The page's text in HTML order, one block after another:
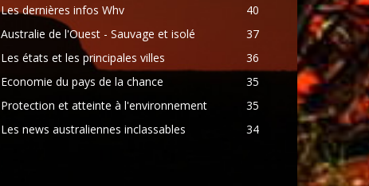
Les dernières infos Whv
40
Australie de l'Ouest - Sauvage et isolé
37
Les états et les principales villes
36
Economie du pays de la chance
35
Protection et atteinte à l'environnement
35
Les news australiennes inclassables
34